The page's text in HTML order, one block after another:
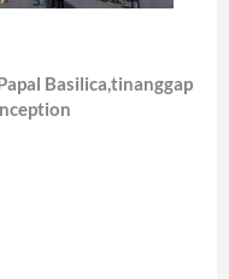
Basilica,tinanggap